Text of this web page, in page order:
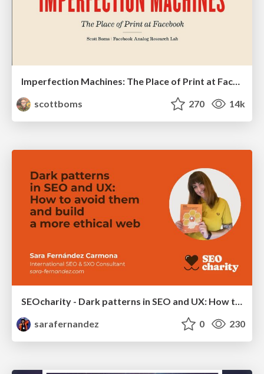
Imperfection Machines: The Place of Print at Facebook
scottboms
270 14k
sarafernandez
0 230